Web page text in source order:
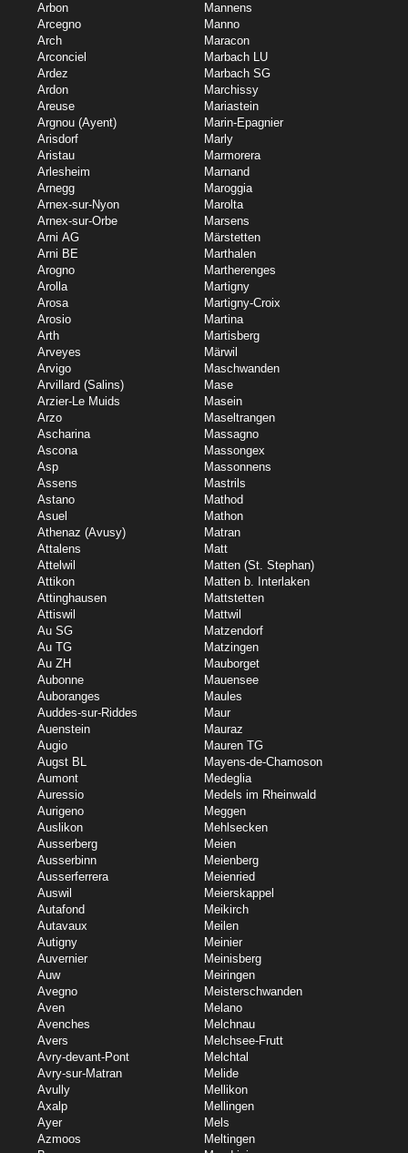
Arbon
Arcegno
Arch
Arconciel
Ardez
Ardon
Areuse
Argnou (Ayent)
Arisdorf
Aristau
Arlesheim
Arnegg
Arnex-sur-Nyon
Arnex-sur-Orbe
Arni AG
Arni BE
Arogno
Arolla
Arosa
Arosio
Arth
Arveyes
Arvigo
Arvillard (Salins)
Arzier-Le Muids
Arzo
Ascharina
Ascona
Asp
Assens
Astano
Asuel
Athenaz (Avusy)
Attalens
Attelwil
Attikon
Attinghausen
Attiswil
Au SG
Au TG
Au ZH
Aubonne
Auboranges
Auddes-sur-Riddes
Auenstein
Augio
Augst BL
Aumont
Auressio
Aurigeno
Auslikon
Ausserberg
Ausserbinn
Ausserferrera
Auswil
Autafond
Autavaux
Autigny
Auvernier
Auw
Avegno
Aven
Avenches
Avers
Avry-devant-Pont
Avry-sur-Matran
Avully
Axalp
Ayer
Azmoos
Mannens
Manno
Maracon
Marbach LU
Marbach SG
Marchissy
Mariastein
Marin-Epagnier
Marly
Marmorera
Marnand
Maroggia
Marolta
Marsens
Märstetten
Marthalen
Martherenges
Martigny
Martigny-Croix
Martina
Martisberg
Märwil
Maschwanden
Mase
Masein
Maseltrangen
Massagno
Massongex
Massonnens
Mastrils
Mathod
Mathon
Matran
Matt
Matten (St. Stephan)
Matten b. Interlaken
Mattstetten
Mattwil
Matzendorf
Matzingen
Mauborget
Mauensee
Maules
Maur
Mauraz
Mauren TG
Mayens-de-Chamoson
Medeglia
Medels im Rheinwald
Meggen
Mehlsecken
Meien
Meienberg
Meienried
Meierskappel
Meikirch
Meilen
Meinier
Meinisberg
Meiringen
Meisterschwanden
Melano
Melchnau
Melchsee-Frutt
Melchtal
Melide
Mellikon
Mellingen
Mels
Meltingen